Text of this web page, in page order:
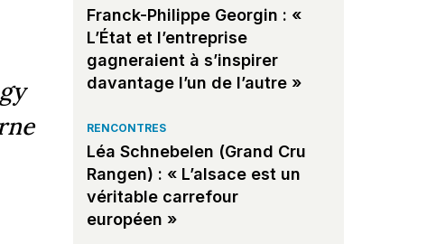
Franck-Philippe Georgin : «
L’État et l’entreprise
gagneraient à s’inspirer
davantage l’un de l’autre »
RENCONTRES
Léa Schnebelen (Grand Cru
Rangen) : « L’alsace est un
véritable carrefour
européen »